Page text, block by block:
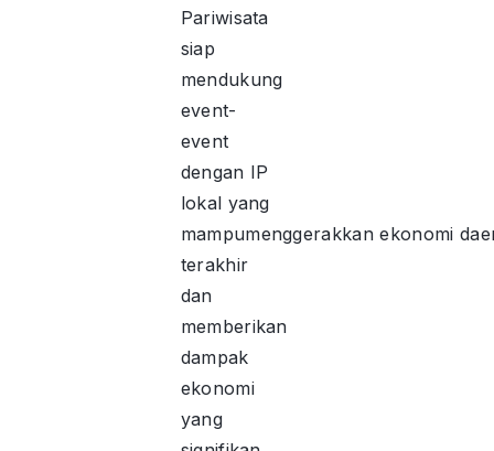
Pariwisata
siap
mendukung
event-
event
dengan IP
lokal yang
mampumenggerakkan ekonomi
terakhir
dan
memberikan
dampak
ekonomi
yang